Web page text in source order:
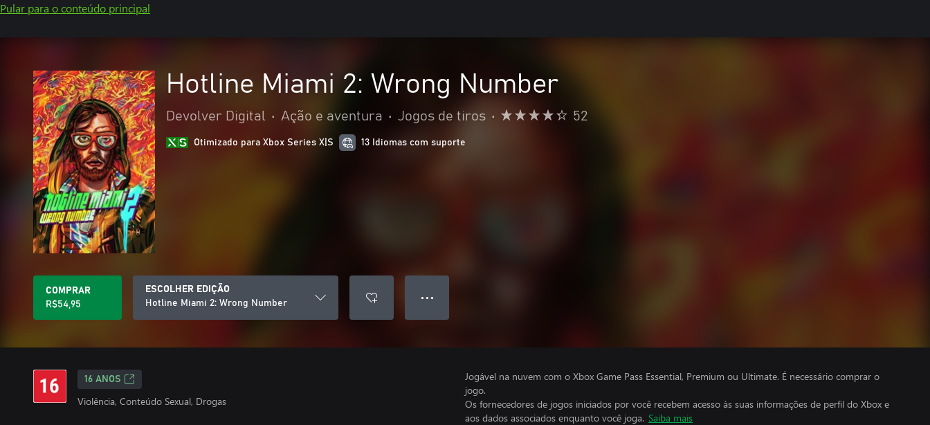
Pular para o conteúdo principal
Hotline Miami 2: Wrong Number
Devolver Digital • Ação e aventura • Jogos de tiros • 52
Otimizado para Xbox Series X|S 13 Idiomas com suporte
COMPRAR
R$54,95
ESCOLHER EDIÇÃO
Hotline Miami 2: Wrong Number
● ● ●
16 ANOS
Violência, Conteúdo Sexual, Drogas
Jogável na nuvem com o Xbox Game Pass Essential, Premium ou Ultimate. É necessário comprar o
jogo.
Os fornecedores de jogos iniciados por você recebem acesso às suas informações de perfil do Xbox e
aos dados associados enquanto você joga. Saiba mais